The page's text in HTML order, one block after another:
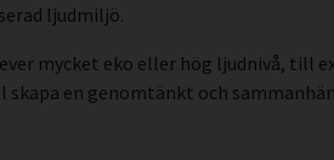
ljudmiljö.
mycket eko eller hög ljudnivå,
skapa en genomtänkt och